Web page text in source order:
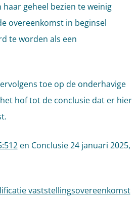
geheel bezien te weinig
overeenkomst in beginsel
te worden als een
toe op de onderhavige
hof tot de conclusie dat er hier
en Conclusie 24 januari 2025,
vaststellingsovereenkomst